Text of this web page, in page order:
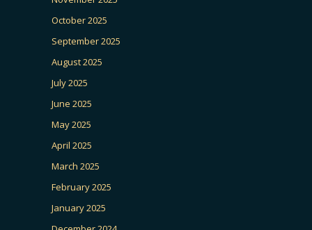
October 2025
September 2025
August 2025
July 2025
June 2025
May 2025
April 2025
March 2025
February 2025
January 2025